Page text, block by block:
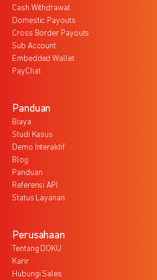
Cash Withdrawal
Domestic Payouts
Cross Border Payouts
Sub Account
Embedded Wallet
PayChat
Panduan
Biaya
Studi Kasus
Demo Interaktif
Blog
Panduan
Referensi API
Status Layanan
Perusahaan
Tentang DOKU
Karir
Hubungi Sales